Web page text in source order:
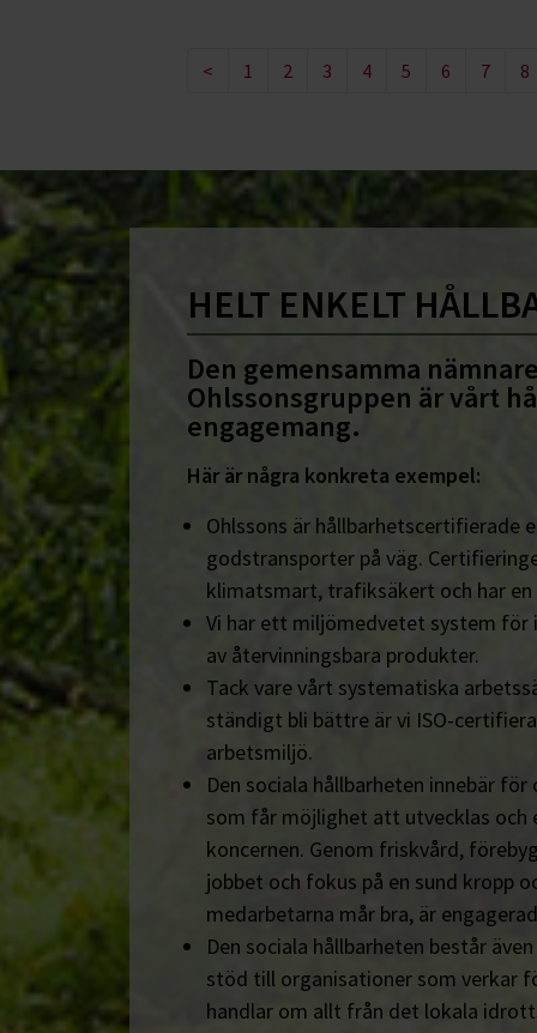
< 1 2 3 4 5 6 7 8
HELT ENKELT
Den gemensamma
Ohlssonsgruppen är vårt
engagemang.
Här är några konkreta exempel:
Ohlssons är hållbarhetscertifierade
godstransporter på väg.
klimatsmart, trafiksäkert och har
Vi har ett miljömedvetet system för
av återvinningsbara produkter.
Tack vare vårt systematiska
ständigt bli bättre är vi ISO-
arbetsmiljö.
Den sociala hållbarheten innebär
som får möjlighet att utvecklas och
koncernen. Genom friskvård,
jobbet och fokus på en sund kropp
medarbetarna mår bra, är
Den sociala hållbarheten består
stöd till organisationer som verkar
handlar om allt från det lokala